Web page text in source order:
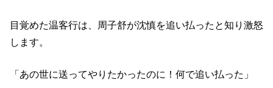
目覚めた温客行は、周子舒が沈慎を追い払ったと知り激怒
します。
「あの世に送ってやりたかったのに！何で追い払った」